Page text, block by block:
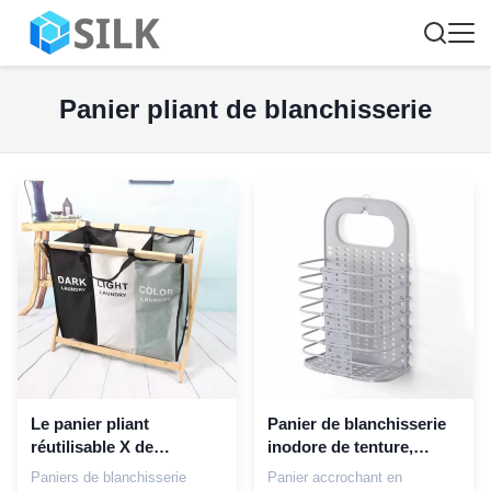
Panier pliant de blanchisserie
Le panier pliant
réutilisable X de
blanchisserie de cadre
Paniers de blanchisserie
Panier de blanchisserie
inodore de tenture,
panier pliable durable de
Panier accrochant en